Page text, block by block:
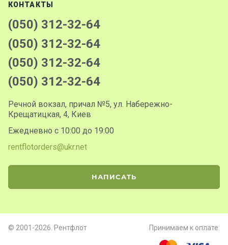
КОНТАКТЫ
(050) 312-32-64
(050) 312-32-64
(050) 312-32-64
(050) 312-32-64
Речной вокзал, причал №5, ул. Набережно-
Крещатицкая, 4, Киев
Ежедневно с 10:00 до 19:00
rentflotorders@ukr.net
НАПИСАТЬ
© 2001-2026. Рентфлот Принимаем к оплате: